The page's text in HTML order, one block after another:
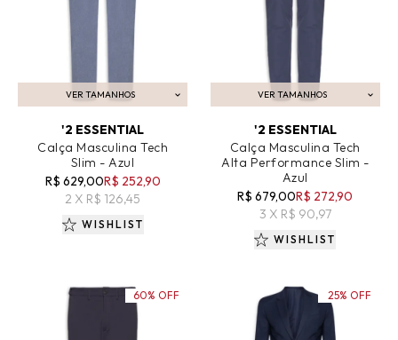
VER TAMANHOS
ADICIONAR AO CARRINHO
'2 ESSENTIAL
Calça Masculina Tech
Slim - Azul
R$ 629,00R$ 252,90
2 X R$ 126,45
WISHLIST
VER TAMANHOS
ADICIONAR AO CARRINHO
'2 ESSENTIAL
Calça Masculina Tech
Alta Performance Slim -
Azul
R$ 679,00R$ 272,90
3 X R$ 90,97
WISHLIST
60% OFF 25% OFF